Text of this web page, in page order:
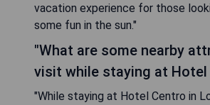
vacation experience for those
some fun in the sun."
"What are some nearby
visit while staying at Hotel
"While staying at Hotel Centro in